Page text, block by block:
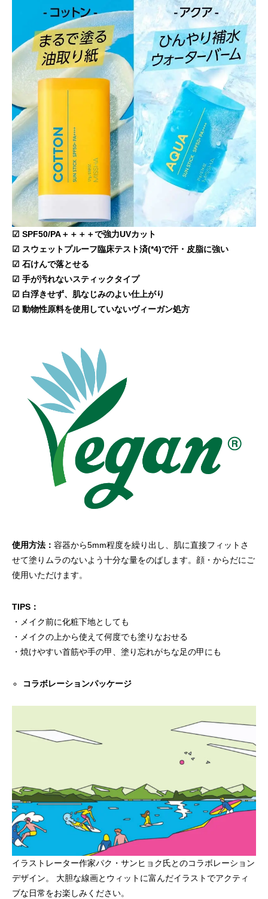
☑ SPF50/PA＋＋＋＋で強力UVカット
☑ スウェットプルーフ臨床テスト済(*4)で汗・皮脂に強い
☑ 石けんで落とせる
☑ 手が汚れないスティックタイプ
☑ 白浮きせず、肌なじみのよい仕上がり
☑ 動物性原料を使用していないヴィーガン処方
使用方法： 容器から5mm程度を繰り出し、肌に直接フィットさ
せて塗りムラのないよう十分な量をのばします。顔・からだにご
使用いただけます。
TIPS：
・メイク前に化粧下地としても
・メイクの上から使えて何度でも塗りなおせる
・焼けやすい首筋や手の甲、塗り忘れがちな足の甲にも
コラボレーションパッケージ
イラストレーター作家パク・サンヒョク氏とのコラボレーション
デザイン。 大胆な線画とウィットに富んだイラストでアクティ
ブな日常をお楽しみください。